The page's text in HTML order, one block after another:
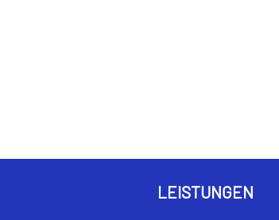
LEISTUNGEN